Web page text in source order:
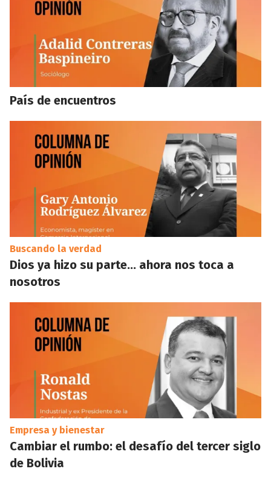
País de encuentros
Buscando la verdad
Dios ya hizo su parte… ahora nos toca a
nosotros
Empresa y bienestar
Cambiar el rumbo: el desafío del tercer siglo
de Bolivia